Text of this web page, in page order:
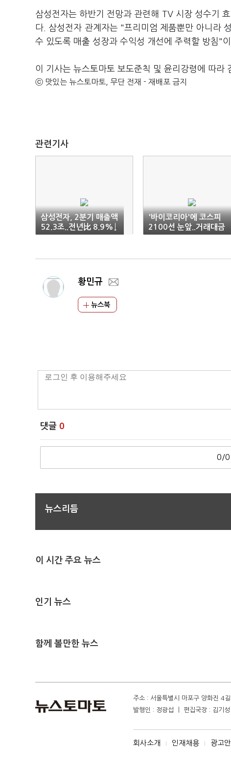
삼성전자는 하반기 전망과 관련해 TV 시장 성수기
다. 삼성전자 관계자는 "프리미엄 제품뿐만 아니라
수 있도록 매출 성장과 수익성 개선에 주력할 방침"
이 기사는 뉴스토마토 보도준칙 및 윤리강령에 따라
ⓒ 맛있는 뉴스토마토, 무단 전재 - 재배포 금지
관련기사
삼성전자, 2분기 매출액
52.3조..전년比 8.9%↓
(2보)
'바이코리아'에 코스피
2100선 눈앞..거래대금
도'활짝'
황민규
뉴스북
댓글 0
0/0
뉴스리듬
이 시간 주요 뉴스
인기 뉴스
함께 볼만한 뉴스
주소 : 서울특별시 마포구 양화진 4
발행인 : 정광섭 ㅣ 편집국장 : 김
회사소개 I 인재채용 I 광고